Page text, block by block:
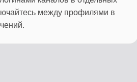
между профилями в